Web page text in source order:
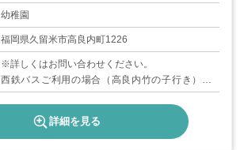
◇有給休暇（6ヶ月経過後10日）
◇年間休日数90日
幼稚園
福岡県久留米市高良内町1226
※詳しくはお問い合わせください。
西鉄バスご利用の場合（高良内竹の子行き）：
「竹の子」バス停下車徒歩3分
詳細を見る